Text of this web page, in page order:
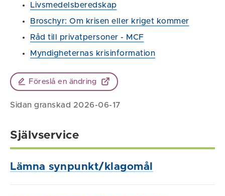
Livsmedelsberedskap
Broschyr: Om krisen eller kriget kommer
Råd till privatpersoner - MCF
Myndigheternas krisinformation
Föreslå en ändring
Sidan granskad 2026-06-17
Självservice
Lämna synpunkt/klagomål